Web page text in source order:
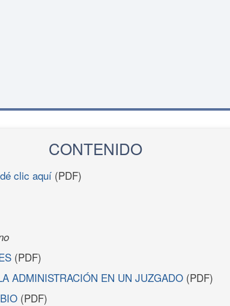
CONTENIDO
clic aquí (PDF)
(PDF)
ADMINISTRACIÓN EN UN JUZGADO (PDF)
(PDF)